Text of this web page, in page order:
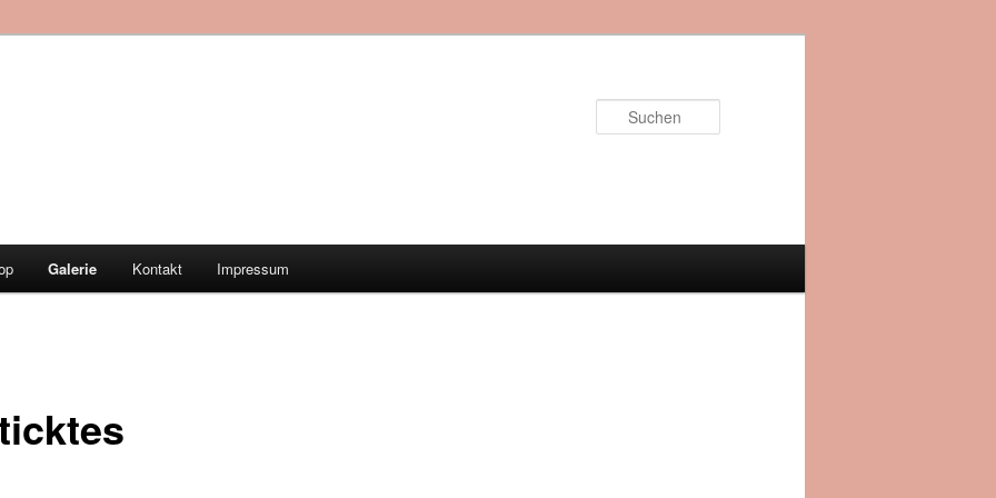
Galerie Kontakt Impressum